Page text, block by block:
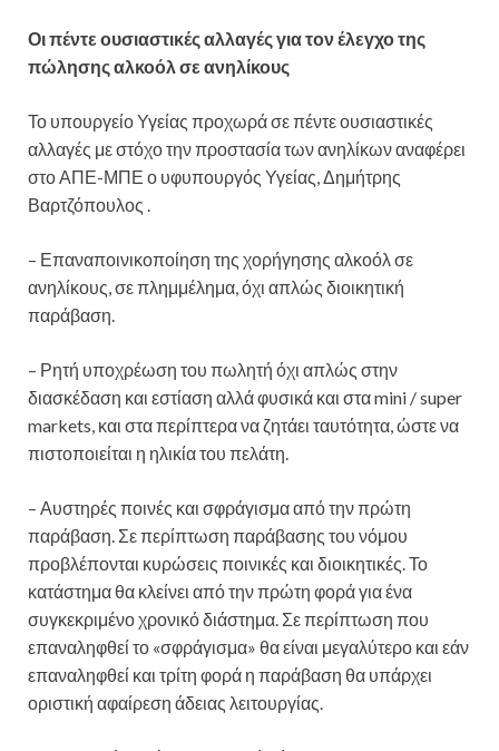
Οι πέντε ουσιαστικές αλλαγές για τον έλεγχο της
πώλησης αλκοόλ σε ανηλίκους
Το υπουργείο Υγείας προχωρά σε πέντε ουσιαστικές
αλλαγές με στόχο την προστασία των ανηλίκων αναφέρει
στο ΑΠΕ-ΜΠΕ ο υφυπουργός Υγείας, Δημήτρης
Βαρτζόπουλος .
– Επαναποινικοποίηση της χορήγησης αλκοόλ σε
ανηλίκους, σε πλημμέλημα, όχι απλώς διοικητική
παράβαση.
– Ρητή υποχρέωση του πωλητή όχι απλώς στην
διασκέδαση και εστίαση αλλά φυσικά και στα mini / super
markets, και στα περίπτερα να ζητάει ταυτότητα, ώστε να
πιστοποιείται η ηλικία του πελάτη.
– Αυστηρές ποινές και σφράγισμα από την πρώτη
παράβαση. Σε περίπτωση παράβασης του νόμου
προβλέπονται κυρώσεις ποινικές και διοικητικές. Το
κατάστημα θα κλείνει από την πρώτη φορά για ένα
συγκεκριμένο χρονικό διάστημα. Σε περίπτωση που
επαναληφθεί το «σφράγισμα» θα είναι μεγαλύτερο και εάν
επαναληφθεί και τρίτη φορά η παράβαση θα υπάρχει
οριστική αφαίρεση άδειας λειτουργίας.